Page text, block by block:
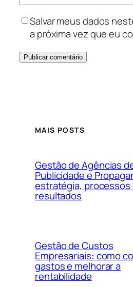
Salvar meus dados
a próxima vez que eu
MAIS POSTS
Gestão de Agências
Publicidade e
estratégia, processos
resultados
Gestão de Custos
Empresariais: como
gastos e melhorar a
rentabilidade